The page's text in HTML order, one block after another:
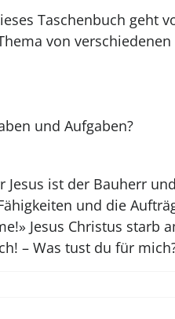
Taschenbuch geht
von verschiedenen
und Aufgaben?
ist der Bauherr
und die
Jesus Christus starb
– Was tust du für